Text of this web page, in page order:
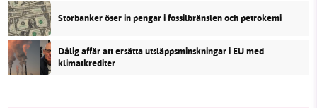
Storbanker öser in pengar i fossilbränslen och petrokemi
Dålig affär att ersätta utsläppsminskningar i EU med
klimatkrediter